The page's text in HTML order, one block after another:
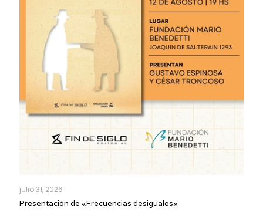
julio 31, 2026
Presentación de «Frecuencias desiguales»